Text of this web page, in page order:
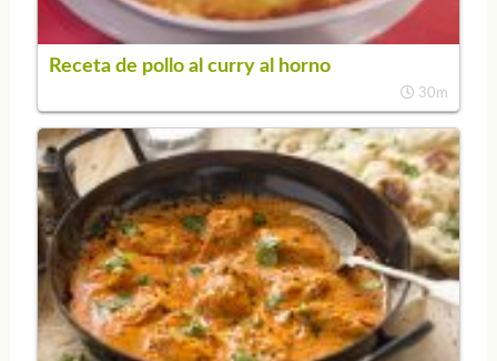
Receta de pollo al curry al horno
30m